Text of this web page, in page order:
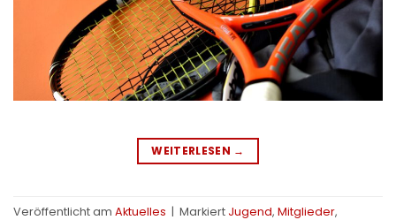
WEITERLESEN →
Veröffentlicht am Aktuelles | Markiert Jugend, Mitglieder,